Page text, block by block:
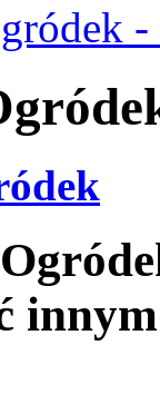
-